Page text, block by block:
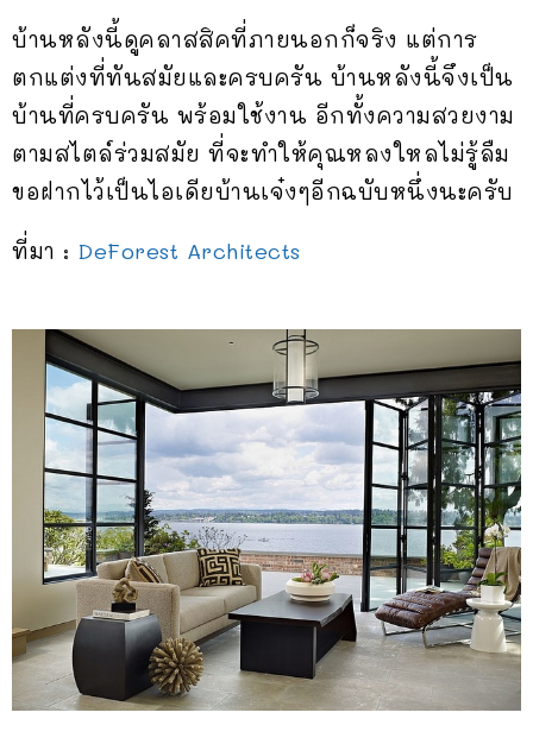
บ้านหลังนี้ดูคลาสสิคที่ภายนอกก็จริง แต่การ
ตกแต่งที่ทันสมัยและครบครัน บ้านหลังนี้จึงเป็น
บ้านที่ครบครัน พร้อมใช้งาน อีกทั้งความสวยงาม
ตามสไตล์ร่วมสมัย ที่จะทำให้คุณหลงใหลไม่รู้ลืม
ขอฝากไว้เป็นไอเดียบ้านเจ๋งๆอีกฉบับหนึ่งนะครับ
ที่มา : DeForest Architects